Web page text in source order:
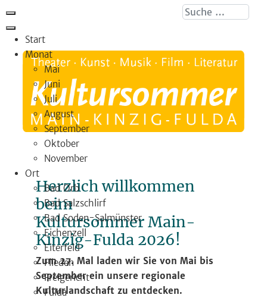
Suche ...
Start
Monat
Mai
Juni
Juli
August
September
Oktober
November
Ort
Bad Orb
Bad Salzschlirf
Bad Soden-Salmünster
Eichenzell
Eiterfeld
Flieden
Freigericht
Fulda
Herzlich willkommen
beim
Kultursommer Main-
Kinzig-Fulda 2026!
Zum 27. Mal laden wir Sie von Mai bis
September ein unsere regionale
Kulturlandschaft zu entdecken.